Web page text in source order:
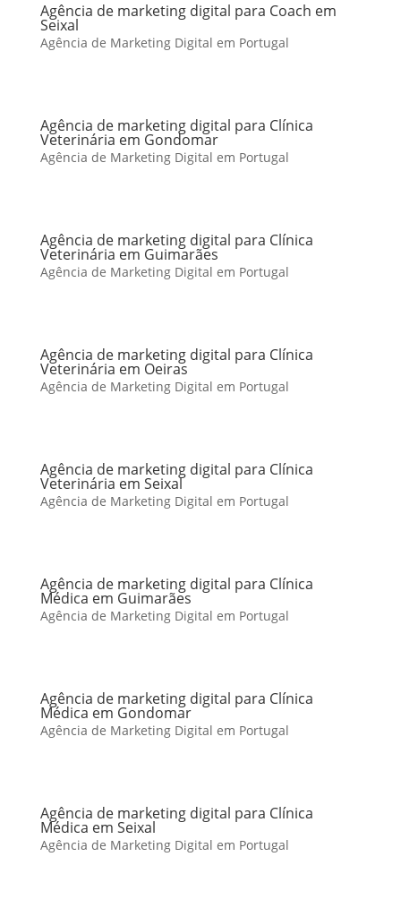
Agência de marketing digital para Coach em
Seixal
Agência de Marketing Digital em Portugal
Agência de marketing digital para Clínica
Veterinária em Gondomar
Agência de Marketing Digital em Portugal
Agência de marketing digital para Clínica
Veterinária em Guimarães
Agência de Marketing Digital em Portugal
Agência de marketing digital para Clínica
Veterinária em Oeiras
Agência de Marketing Digital em Portugal
Agência de marketing digital para Clínica
Veterinária em Seixal
Agência de Marketing Digital em Portugal
Agência de marketing digital para Clínica
Médica em Guimarães
Agência de Marketing Digital em Portugal
Agência de marketing digital para Clínica
Médica em Gondomar
Agência de Marketing Digital em Portugal
Agência de marketing digital para Clínica
Médica em Seixal
Agência de Marketing Digital em Portugal